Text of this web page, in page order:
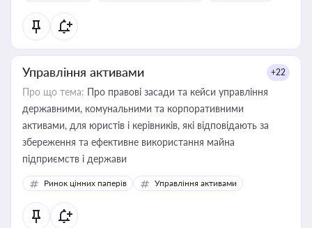
Управління активами +22
Про що тема: Про правові засади та кейси управління
державними, комунальними та корпоративними
активами, для юристів і керівників, які відповідають за
збереження та ефективне використання майна
підприємств і держави
Ринок цінних паперів Управління активами